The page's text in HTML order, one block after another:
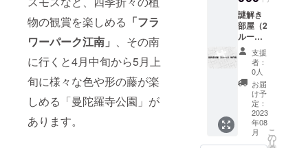
物の観賞を楽しめる 「フラ
ワーパーク江南」 、その南
に行くと4月中旬から5月上
旬に様々な色や形の藤が楽
しめる「曼陀羅寺公園」が
あります。
メール
で引換
コード
をお送
りし、
ご来店
時に
メール
アドレ
スと引
き換え
コード
をご確
利用す
るほど
お得に
なって
いま
す。な
お、
メール
で整理
番号を
お送り
します
ので、
欄」に
解いた
謎を入
力して
応募し
てくだ
さい！
正解す
れば、
半年間
にグ
レード
アップ
く見受
けられ
ます。
そこで
REX
FIELD
の一室
を利用
して1
ルーム
の謎解
き部屋
を作っ
謎解き
部屋（2
ルー
ム）制
作権 謎
解き作
家さん
や目指
してい
る中に
は、実
際に脱
支援
者：
0人
お届
け予
定：
2023
年08
月
こ
の
リ